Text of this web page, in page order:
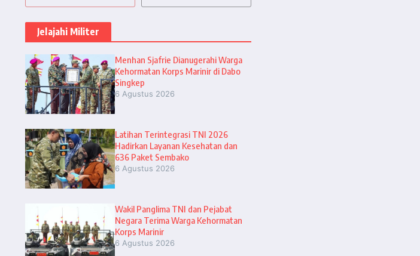
Jelajahi Militer
Menhan Sjafrie Dianugerahi Warga
Kehormatan Korps Marinir di Dabo
Singkep
6 Agustus 2026
Latihan Terintegrasi TNI 2026
Hadirkan Layanan Kesehatan dan
636 Paket Sembako
6 Agustus 2026
Wakil Panglima TNI dan Pejabat
Negara Terima Warga Kehormatan
Korps Marinir
6 Agustus 2026